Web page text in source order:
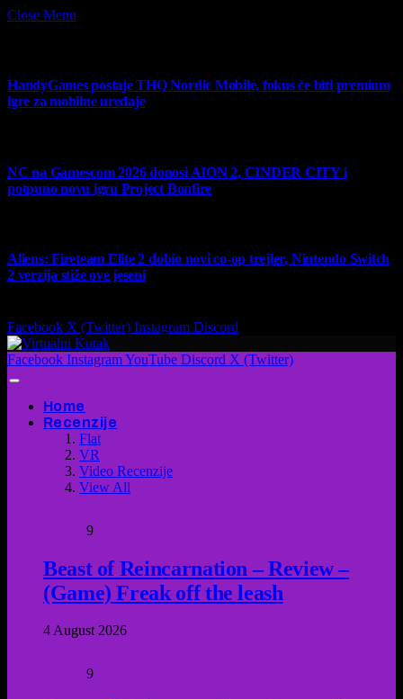
Close Menu
HandyGames postaje THQ Nordic Mobile, fokus će biti premium
igre za mobilne uređaje
NC na Gamescom 2026 donosi AION 2, CINDER CITY i
potpuno novu igru Project Bonfire
Aliens: Fireteam Elite 2 dobio novi co-op trejler, Nintendo Switch
2 verzija stiže ove jeseni
Facebook X (Twitter) Instagram Discord
Facebook InstagramYouTube Discord X (Twitter)
Home
Recenzije
Flat
VR
Video Recenzije
View All
9
Beast of Reincarnation – Review –
(Game) Freak off the leash
4 August 2026
9